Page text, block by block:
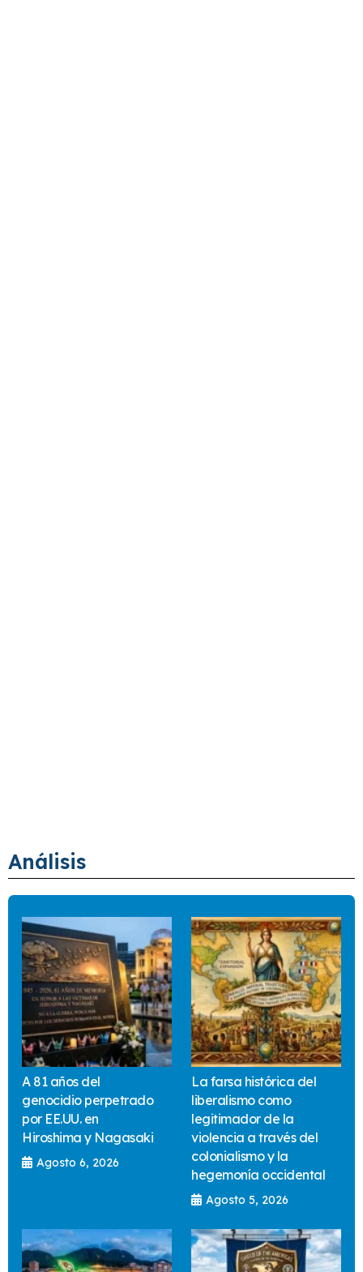
Análisis
A 81 años del
genocidio perpetrado
por EE.UU. en
Hiroshima y Nagasaki
Agosto 6, 2026
La farsa histórica del
liberalismo como
legitimador de la
violencia a través del
colonialismo y la
hegemonía occidental
Agosto 5, 2026